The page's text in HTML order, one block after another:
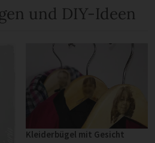
und DIY-Ideen
Kleiderbügel mit Gesicht